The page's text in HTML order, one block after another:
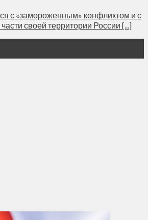
с «замороженным» конфликтом и с
своей территории России [...]